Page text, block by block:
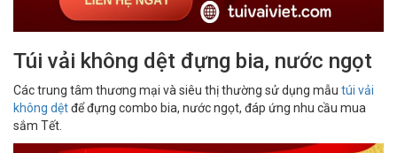
Túi vải không dệt đựng bia, nước ngọt
Các trung tâm thương mại và siêu thị thường sử dụng mẫu túi vải
không dệtđể đựng combo bia, nước ngọt, đáp ứng nhu cầu mua
sắm Tết.